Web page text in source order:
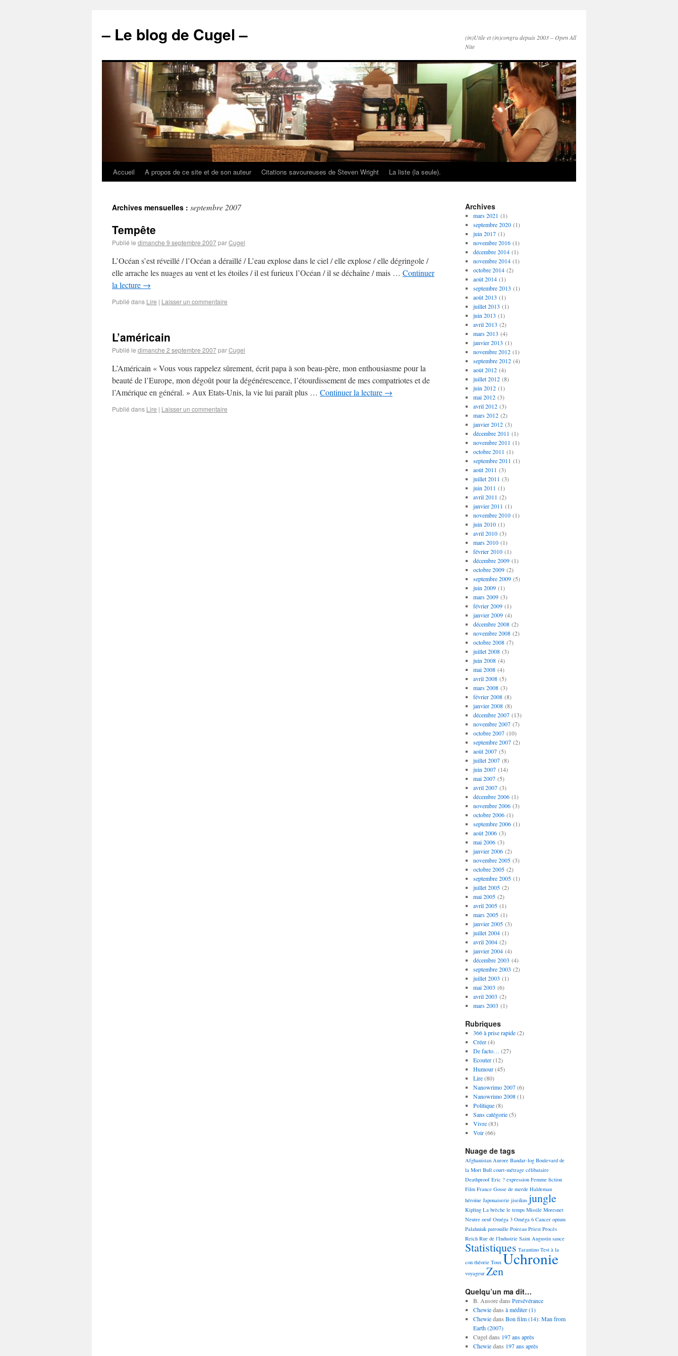
– Le blog de Cugel –
(in)Utile et (in)congru depuis 2003 – Open All
Nite
Accueil A propos de ce site et de son auteur Citations savoureuses de Steven Wright La liste (la seule).
Archives mensuelles : septembre 2007
Tempête
Publié le dimanche 9 septembre 2007parCugel
L’Océan s’est réveillé / l’Océan a déraillé / L’eau explose dans le ciel / elle explose / elle dégringole /
elle arrache les nuages au vent et les étoiles / il est furieux l’Océan / il se déchaîne / mais … Continuer
la lecture →
Publié dans Lire | Laisser un commentaire
L’américain
Publié le dimanche 2 septembre 2007parCugel
L’Américain « Vous vous rappelez sûrement, écrit papa à son beau-père, mon enthousiasme pour la
beauté de l’Europe, mon dégoût pour la dégénérescence, l’étourdissement de mes compatriotes et de
l’Amérique en général. » Aux Etats-Unis, la vie lui paraît plus … Continuer la lecture →
Publié dans Lire | Laisser un commentaire
Archives
mars 2021 (1)
septembre 2020(1)
juin 2017(1)
novembre 2016(1)
décembre 2014(1)
novembre 2014(1)
octobre 2014(2)
août 2014(1)
septembre 2013 (1)
août 2013 (1)
juillet 2013 (1)
juin 2013 (1)
avril 2013 (2)
mars 2013 (4)
janvier 2013 (1)
novembre 2012(1)
septembre 2012(4)
août 2012(4)
juillet 2012(8)
juin 2012(1)
mai 2012(3)
avril 2012(3)
mars 2012(2)
janvier 2012(3)
décembre 2011 (1)
novembre 2011 (1)
octobre 2011 (1)
septembre 2011 (1)
août 2011 (3)
juillet 2011 (3)
juin 2011 (1)
avril 2011 (2)
janvier 2011 (1)
novembre 2010(1)
juin 2010(1)
avril 2010(3)
mars 2010(1)
février 2010(1)
décembre 2009(1)
octobre 2009(2)
septembre 2009(5)
juin 2009(1)
mars 2009(3)
février 2009(1)
janvier 2009(4)
décembre 2008(2)
novembre 2008(2)
octobre 2008(7)
juillet 2008(3)
juin 2008(4)
mai 2008(4)
avril 2008(5)
mars 2008(3)
février 2008(8)
janvier 2008(8)
décembre 2007(13)
novembre 2007(7)
octobre 2007(10)
septembre 2007(2)
août 2007(5)
juillet 2007(8)
juin 2007(14)
mai 2007(5)
avril 2007(3)
décembre 2006(1)
novembre 2006(3)
octobre 2006(1)
septembre 2006(1)
août 2006(3)
mai 2006(3)
janvier 2006(2)
novembre 2005(3)
octobre 2005(2)
septembre 2005(1)
juillet 2005(2)
mai 2005(2)
avril 2005(1)
mars 2005(1)
janvier 2005(3)
juillet 2004(1)
avril 2004(2)
janvier 2004(4)
décembre 2003 (4)
septembre 2003 (2)
juillet 2003 (1)
mai 2003 (6)
avril 2003 (2)
mars 2003 (1)
Rubriques
366 à prise rapide(2)
Créer(4)
De facto… (27)
Ecouter(12)
Humour(45)
Lire(80)
Nanowrimo 2007(6)
Nanowrimo 2008(1)
Politique(8)
Sans catégorie(5)
Vivre(83)
Voir(66)
Nuage de tags
Afghanistan Aurore Bandar-log Boulevard de
la Mort Bull court-métrage célibataire
Deathproof Eric ? expression Femme fiction
Film France Gosse de merde Haldeman
héroïne Japonaiserie jiseikus jungle
Kipling La brèche le temps Missile Moresnet
Neutre oeuf Oméga 3 Oméga 6 Cancer opium
Palahniuk patrouille Poireau Priest Procès
Reich Rue de l'Industrie Saint Augustin sauce
Statistiques Tarantino Test à la
con théorie Toux Uchronie
voyageur Zen
Quelqu’un ma dit…
B. Ausoredans Persévérance
Chewiedans à méditer (1)
Chewiedans Bon film (14): Man from
Earth (2007)
Cugeldans 197 ans après
Chewiedans 197 ans après